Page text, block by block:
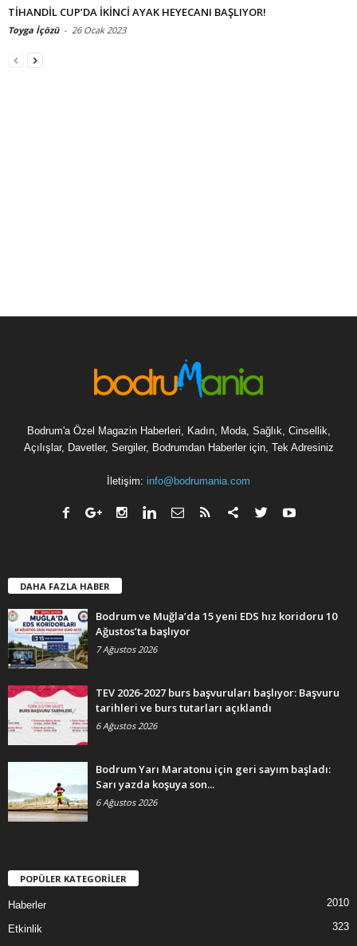
TİHANDİL CUP’DA İKİNCİ AYAK HEYECANI BAŞLIYOR!
Toyga İçözü - 26 Ocak 2023
Bodrum'a Özel Magazin Haberleri, Kadın, Moda, Sağlık, Cinsellik,
Açılışlar, Davetler, Sergiler, Bodrumdan Haberler için, Tek Adresiniz
İletişim: info@bodrumania.com
DAHA FAZLA HABER
Bodrum ve Muğla’da 15 yeni EDS hız koridoru 10
Ağustos’ta başlıyor
7 Ağustos 2026
TEV 2026-2027 burs başvuruları başlıyor: Başvuru
tarihleri ve burs tutarları açıklandı
6 Ağustos 2026
Bodrum Yarı Maratonu için geri sayım başladı:
Sarı yazda koşuya son...
6 Ağustos 2026
POPÜLER KATEGORİLER
Haberler 2010
Etkinlik
323